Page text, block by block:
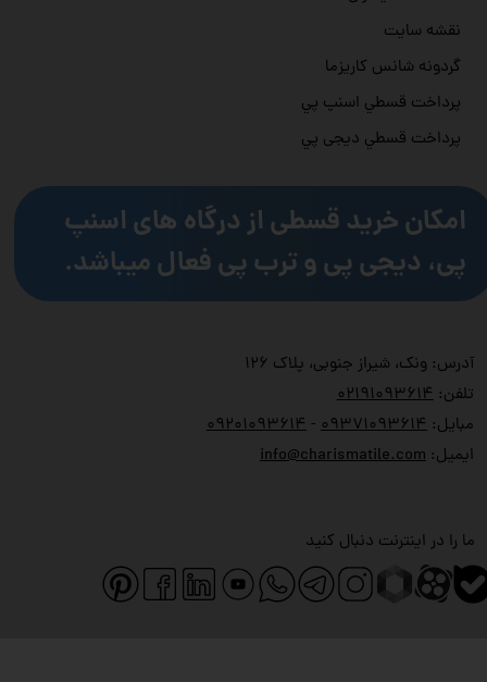
ما را در اینترنت دنبال کنید
آدرس: ونک، شیراز جنوبی، پلاک ۱۲۶
تلفن:
۰۲۱۹۱۰۹۳۶۱۴
مبایل:
۰۹۳۷۱۰۹۳۶۱۴ - ۰۹۲۰۱۰۹۳۶۱۴
ایمیل:info@charismatile.com
نقشه سایت
گردونه شانس کاریزما
پرداخت قسطي اسنپ پي
پرداخت قسطي دیجی پي
امکان خرید قسطی از درگاه های اسنپ
پی، دیجی پی و ترب پی فعال میباشد.